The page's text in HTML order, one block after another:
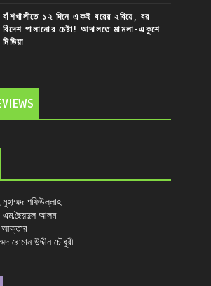
বাঁশখালীতে ১২ দিনে একই বরের ২বিয়ে, বর
বিদেশ পালানোর চেষ্টা! আদালতে মামলা-একুশে
মিডিয়া
শফিউল্লাহ
এম.ছৈয়দুল আলম
আক্তার
রোমান উদ্দীন চৌধুরী